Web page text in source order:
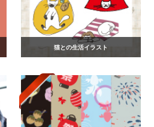
猫との生活イラスト